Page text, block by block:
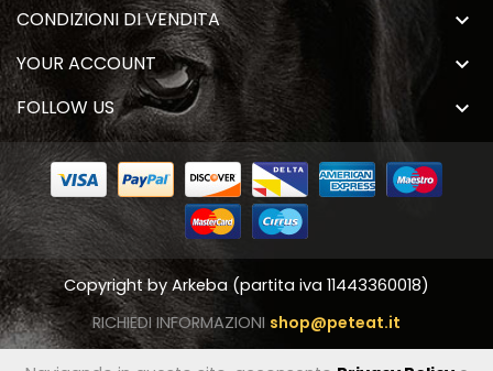
CONDIZIONI DI VENDITA 
YOUR ACCOUNT 
FOLLOW US 
Copyright by Arkeba (partita iva 11443360018)
RICHIEDI INFORMAZIONI shop@peteat.it